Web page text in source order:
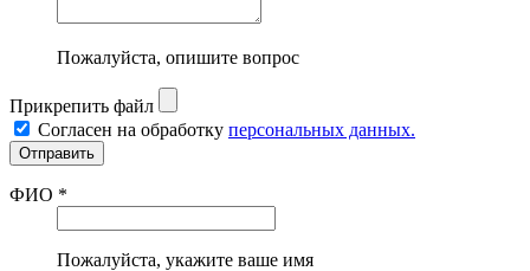
Пожалуйста, опишите вопрос
Прикрепить файл
Согласен на обработку персональных данных.
ФИО *
Пожалуйста, укажите ваше имя